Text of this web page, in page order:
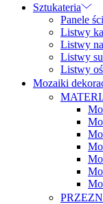
Sztukateria
Panele
Listwy
Listwy
Listwy
Listwy
Mozaiki